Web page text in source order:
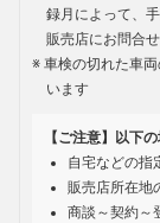
録月によって、
販売店にお問合
車検の切れた車
います
【ご注意】以下
自宅などの指
販売店所在地
商談～契約～